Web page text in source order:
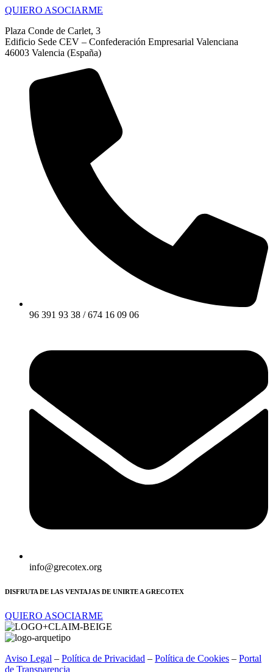
QUIERO ASOCIARME
Plaza Conde de Carlet, 3
Edificio Sede CEV – Confederación Empresarial Valenciana
46003 Valencia (España)
96 391 93 38 / 674 16 09 06
info@grecotex.org
DISFRUTA DE LAS VENTAJAS DE UNIRTE A GRECOTEX
QUIERO ASOCIARME
Aviso Legal – Política de Privacidad – Política de Cookies – Portal
de Transparencia